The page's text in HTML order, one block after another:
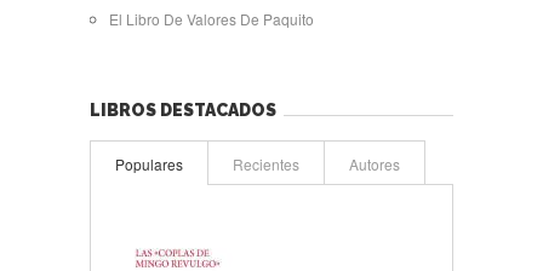
El Libro De Valores De Paquito
LIBROS DESTACADOS
Populares Recientes Autores